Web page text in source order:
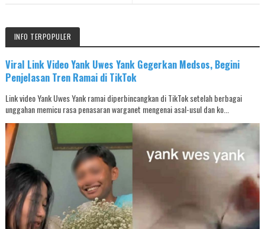
INFO TERPOPULER
Viral Link Video Yank Uwes Yank Gegerkan Medsos, Begini
Penjelasan Tren Ramai di TikTok
Link video Yank Uwes Yank ramai diperbincangkan di TikTok setelah berbagai
unggahan memicu rasa penasaran warganet mengenai asal-usul dan ko...